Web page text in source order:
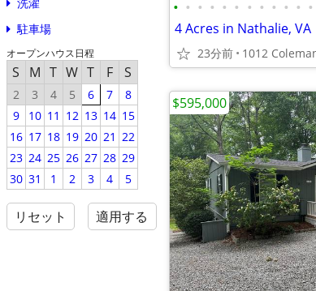
駐車場
オープンハウス日程
S M T W T F S
2 3 4 5 6 7
8
9
10 11 12 13 14 15
16 17 18 19 20 21 22
23 24 25 26 27 28 29
30 31 1 2 3 4 5
リセット 適用する
• • • • • • • • • • • •
4 Acres in Nathalie, VA
23分前 1012
$595,000